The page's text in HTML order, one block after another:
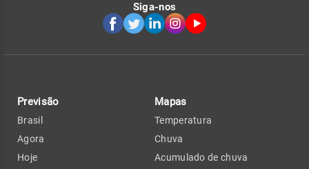
Siga-nos
Previsão
Brasil
Agora
Hoje
Mapas
Temperatura
Chuva
Acumulado de chuva